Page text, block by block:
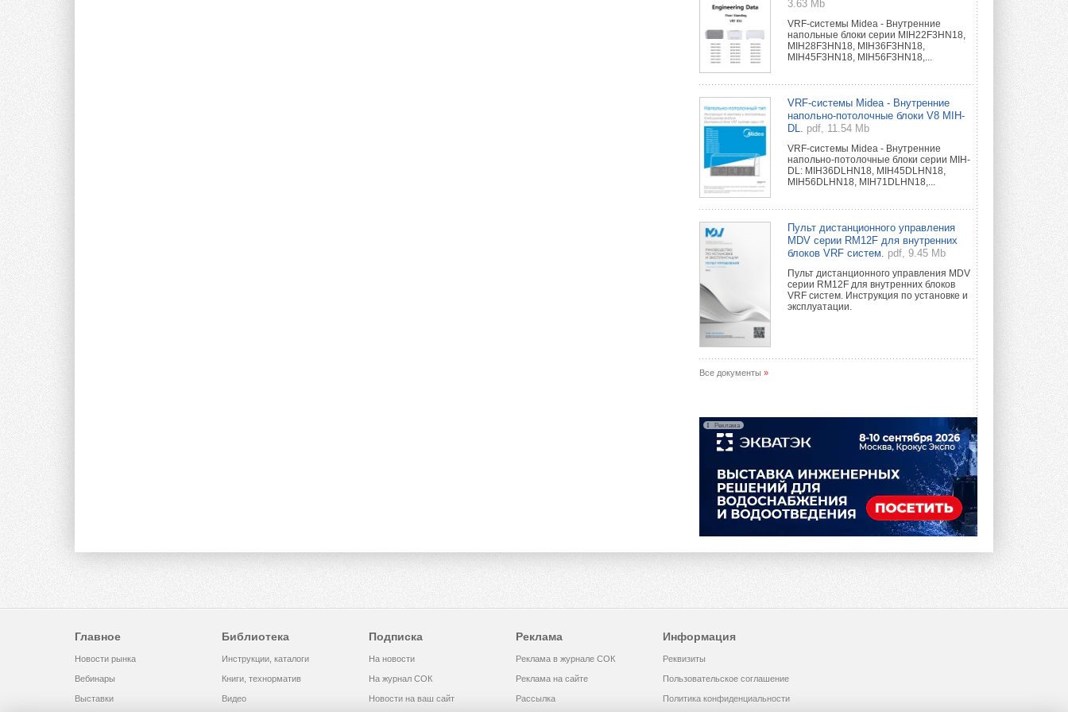
3.63 Mb
VRF-системы Midea - Внутренние
напольные блоки серии MIH22F3HN18,
MIH28F3HN18, MIH36F3HN18,
MIH45F3HN18, MIH56F3HN18,...
VRF-системы Midea - Внутренние
напольно-потолочные блоки V8 MIH-
DL.
pdf, 11.54 Mb
VRF-системы Midea - Внутренние
напольно-потолочные блоки серии MIH-
DL: MIH36DLHN18, MIH45DLHN18,
MIH56DLHN18, MIH71DLHN18,...
Пульт дистанционного управления
MDV серии RM12F для внутренних
блоков VRF систем.
pdf, 9.45 Mb
Пульт дистанционного управления MDV
серии RM12F для внутренних блоков
VRF систем. Инструкция по установке и
эксплуатации.
Все документы »
Реклама
Главное
Новости рынка
Вебинары
Выставки
Библиотека
Инструкции, каталоги
Книги, технорматив
Видео
Подписка
На новости
На журнал СОК
Новости на ваш сайт
Реклама
Реклама в журнале СОК
Реклама на сайте
Рассылка
Информация
Реквизиты
Пользовательское соглашение
Политика конфиденциальности